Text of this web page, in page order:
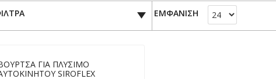
ΕΜΦΑΝΙΣΗ
ΓΙΑ ΠΛΥΣΙΜΟ
SIROFLEX